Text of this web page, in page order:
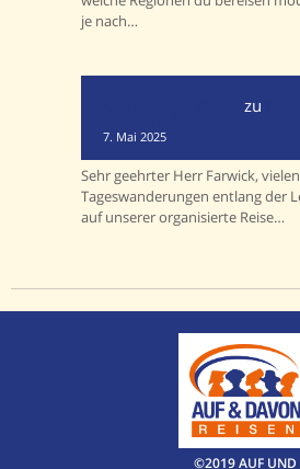
je nach…
zu
7. Mai 2025
Sehr geehrter Herr Farwick,
Tageswanderungen entlang der
auf unserer organisierte Reise…
©2019 AUF UND